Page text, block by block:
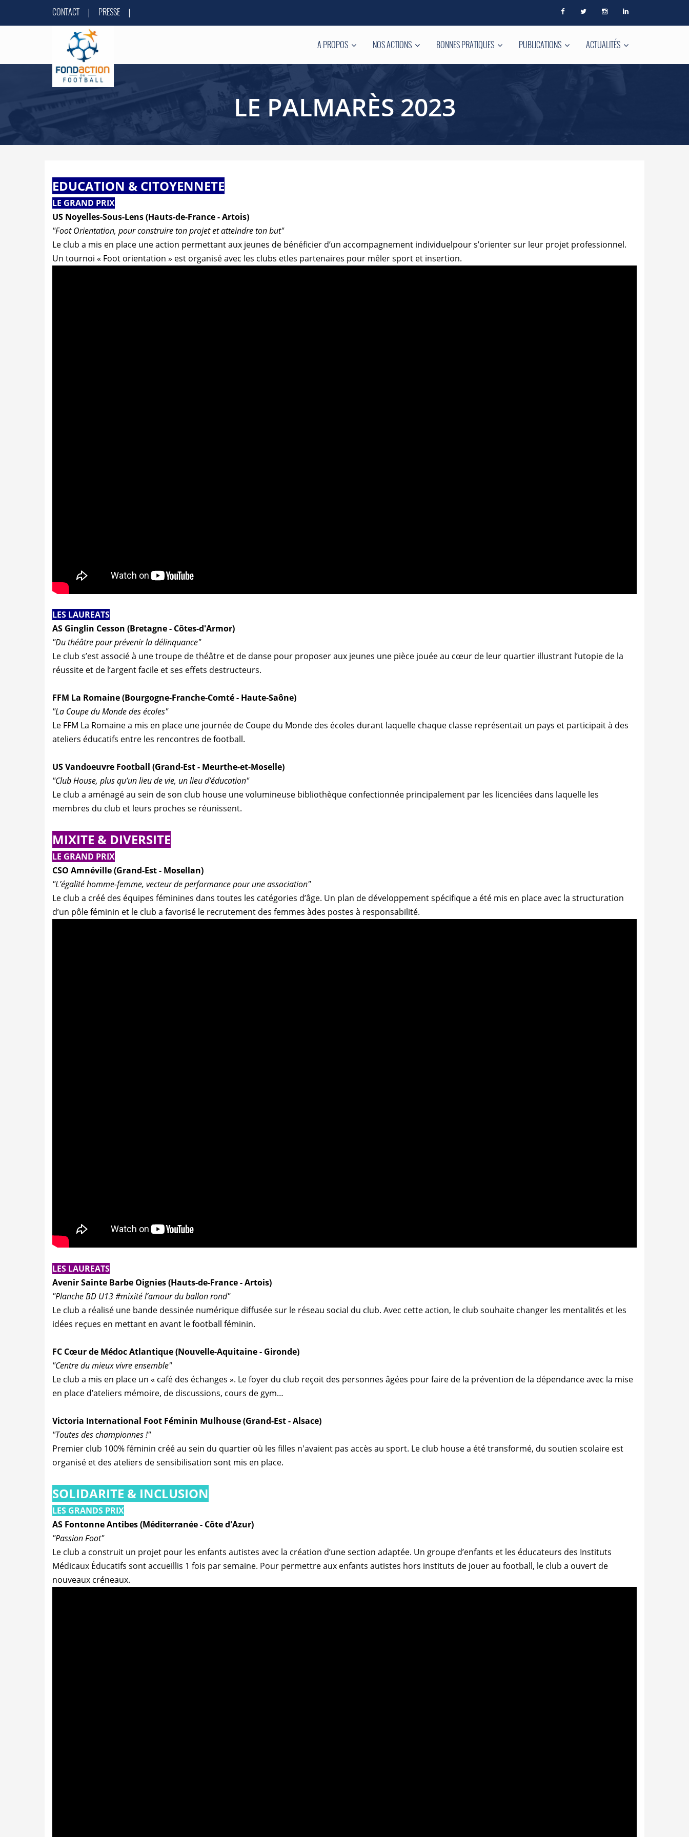
CONTACT | PRESSE |
A PROPOS NOS ACTIONS BONNES PRATIQUES PUBLICATIONS ACTUALITÉS
LE PALMARÈS 2023
EDUCATION & CITOYENNETE
LE GRAND PRIX
US Noyelles-Sous-Lens (Hauts-de-France - Artois)
"Foot Orientation, pour construire ton projet et atteindre ton but"
Le club a mis en place une action permettant aux jeunes de bénéficier d’un accompagnement individuelpour s’orienter sur leur projet professionnel.
Un tournoi « Foot orientation » est organisé avec les clubs etles partenaires pour mêler sport et insertion.
LES LAUREATS
AS Ginglin Cesson (Bretagne - Côtes-d'Armor)
"Du théâtre pour prévenir la délinquance"
Le club s’est associé à une troupe de théâtre et de danse pour proposer aux jeunes une pièce jouée au cœur de leur quartier illustrant l’utopie de la
réussite et de l’argent facile et ses effets destructeurs.
FFM La Romaine (Bourgogne-Franche-Comté - Haute-Saône)
"La Coupe du Monde des écoles"
Le FFM La Romaine a mis en place une journée de Coupe du Monde des écoles durant laquelle chaque classe représentait un pays et participait à des
ateliers éducatifs entre les rencontres de football.
US Vandoeuvre Football (Grand-Est - Meurthe-et-Moselle)
"Club House, plus qu’un lieu de vie, un lieu d’éducation"
Le club a aménagé au sein de son club house une volumineuse bibliothèque confectionnée principalement par les licenciées dans laquelle les
membres du club et leurs proches se réunissent.
MIXITE & DIVERSITE
LE GRAND PRIX
CSO Amnéville (Grand-Est - Mosellan)
"L’égalité homme-femme, vecteur de performance pour une association"
Le club a créé des équipes féminines dans toutes les catégories d’âge. Un plan de développement spécifique a été mis en place avec la structuration
d’un pôle féminin et le club a favorisé le recrutement des femmes àdes postes à responsabilité.
LES LAUREATS
Avenir Sainte Barbe Oignies (Hauts-de-France - Artois)
"Planche BD U13 #mixité l’amour du ballon rond"
Le club a réalisé une bande dessinée numérique diffusée sur le réseau social du club. Avec cette action, le club souhaite changer les mentalités et les
idées reçues en mettant en avant le football féminin.
FC Cœur de Médoc Atlantique (Nouvelle-Aquitaine - Gironde)
"Centre du mieux vivre ensemble"
Le club a mis en place un « café des échanges ». Le foyer du club reçoit des personnes âgées pour faire de la prévention de la dépendance avec la mise
en place d’ateliers mémoire, de discussions, cours de gym…
Victoria International Foot Féminin Mulhouse (Grand-Est - Alsace)
"Toutes des championnes !"
Premier club 100% féminin créé au sein du quartier où les filles n'avaient pas accès au sport. Le club house a été transformé, du soutien scolaire est
organisé et des ateliers de sensibilisation sont mis en place.
SOLIDARITE & INCLUSION
LES GRANDS PRIX
AS Fontonne Antibes (Méditerranée - Côte d'Azur)
"Passion Foot"
Le club a construit un projet pour les enfants autistes avec la création d’une section adaptée. Un groupe d’enfants et les éducateurs des Instituts
Médicaux Éducatifs sont accueillis 1 fois par semaine. Pour permettre aux enfants autistes hors instituts de jouer au football, le club a ouvert de
nouveaux créneaux.